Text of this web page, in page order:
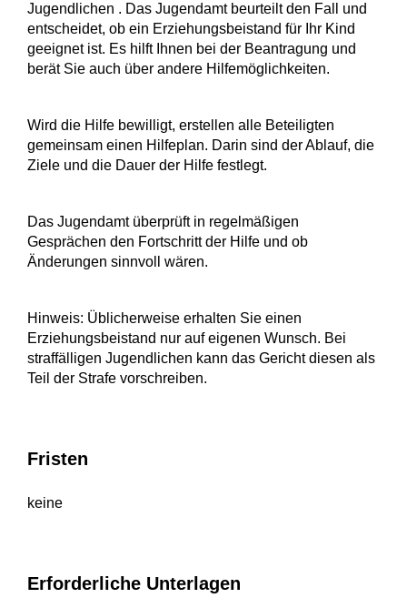
Jugendlichen . Das Jugendamt beurteilt den Fall und
entscheidet, ob ein Erziehungsbeistand für Ihr Kind
geeignet ist. Es hilft Ihnen bei der Beantragung und
berät Sie auch über andere Hilfemöglichkeiten.
Wird die Hilfe bewilligt, erstellen alle Beteiligten
gemeinsam einen Hilfeplan. Darin sind der Ablauf, die
Ziele und die Dauer der Hilfe festlegt.
Das Jugendamt überprüft in regelmäßigen
Gesprächen den Fortschritt der Hilfe und ob
Änderungen sinnvoll wären.
Hinweis: Üblicherweise erhalten Sie einen
Erziehungsbeistand nur auf eigenen Wunsch. Bei
straffälligen Jugendlichen kann das Gericht diesen als
Teil der Strafe vorschreiben.
Fristen
keine
Erforderliche Unterlagen